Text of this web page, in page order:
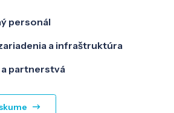
personál
a infraštruktúra
partnerstvá